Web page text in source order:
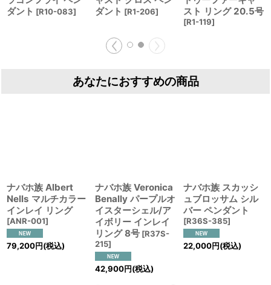
ダント [R10-083]
ダント [R1-206]
スト リング 20.5号
[R1-119]
あなたにおすすめの商品
ナバホ族 Albert
Nells マルチカラー
インレイ リング
[ANR-001]
79,200円(税込)
ナバホ族 Veronica
Benally パープルオ
イスターシェル/ア
イボリー インレイ
リング 8号 [R37S-
215]
42,900円(税込)
ナバホ族 スカッシ
ュブロッサム シル
バー ペンダント
[R36S-385]
22,000円(税込)